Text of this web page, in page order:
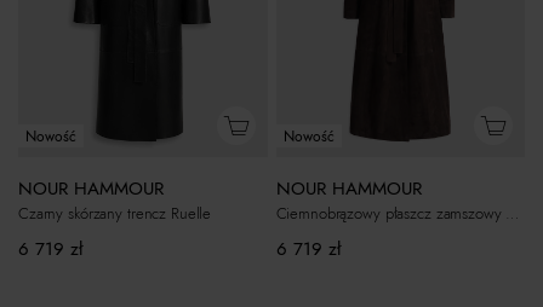
Nowość
NOUR HAMMOUR
Czarny skórzany trencz Ruelle
6 719 zł
Nowość
NOUR HAMMOUR
Ciemnobrązowy płaszcz zamszowy Winona
6 719 zł